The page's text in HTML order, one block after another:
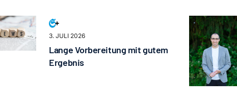
3. JULI 2026
Lange Vorbereitung mit gutem
Ergebnis